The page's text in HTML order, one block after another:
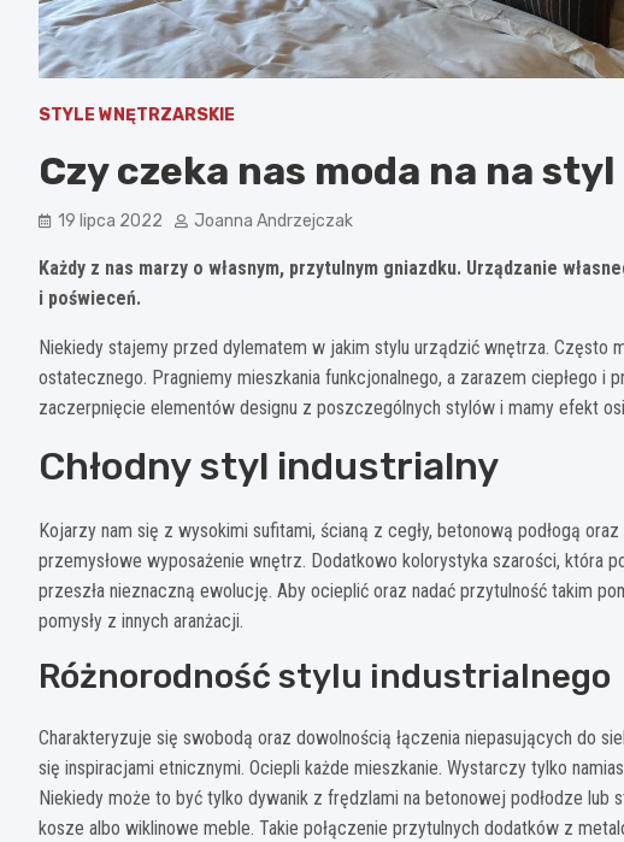
STYLE WNĘTRZARSKIE
Czy czeka nas moda na na
19 lipca 2022 Joanna Andrzejczak
Każdy z nas marzy o własnym, przytulnym gniazdku. Urządzanie
i poświeceń.
Niekiedy stajemy przed dylematem w jakim stylu urządzić wnętrza. Często
ostatecznego. Pragniemy mieszkania funkcjonalnego, a zarazem ciepłego i
zaczerpnięcie elementów designu z poszczególnych stylów i mamy efekt
Chłodny styl industrialny
Kojarzy nam się z wysokimi sufitami, ścianą z cegły, betonową podłogą
przemysłowe wyposażenie wnętrz. Dodatkowo kolorystyka szarości, która
przeszła nieznaczną ewolucję. Aby ocieplić oraz nadać przytulność takim
pomysły z innych aranżacji.
Różnorodność stylu industrialnego
Charakteryzuje się swobodą oraz dowolnością łączenia niepasujących do
się inspiracjami etnicznymi. Ociepli każde mieszkanie. Wystarczy tylko
Niekiedy może to być tylko dywanik z frędzlami na betonowej podłodze lub
kosze albo wiklinowe meble. Takie połączenie przytulnych dodatków z